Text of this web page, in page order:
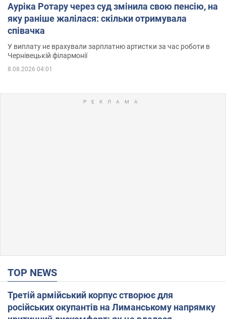
Ауріка Ротару через суд змінила свою пенсію, на
яку раніше жалілася: скільки отримувала
співачка
У виплату не врахували зарплатню артистки за час роботи в
Чернівецькій філармонії
8.08.2026 04:01
TOP NEWS
Третій армійський корпус створює для
російських окупантів на Лиманському напрямку